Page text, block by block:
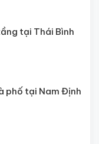
tại Thái Bình
phố tại Nam Định